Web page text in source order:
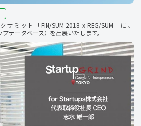
ミット「FIN/SUM 2018 x REG/SUM」に、
データベース）を出展いたします。